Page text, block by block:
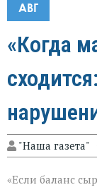
АВГ
«Когда
"Наша газета"
«Если баланс